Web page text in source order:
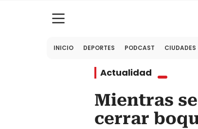
INICIO DEPORTES PODCAST CIUDADES
Actualidad
Mientras
cerrar